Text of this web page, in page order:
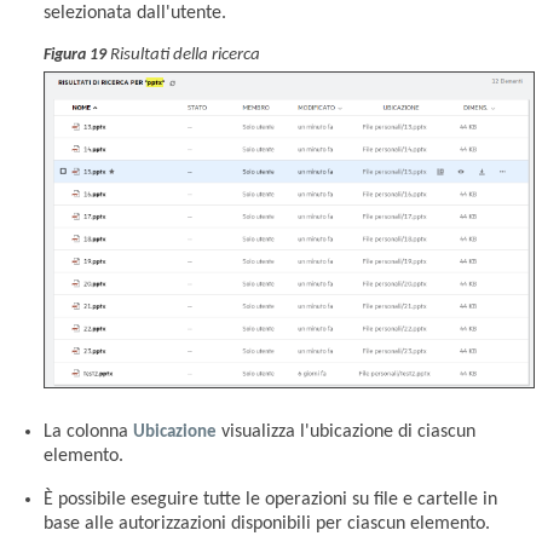
selezionata dall'utente.
Figura 19Risultati della ricerca
La colonna Ubicazione visualizza l'ubicazione di ciascun
elemento.
È possibile eseguire tutte le operazioni su file e cartelle in
base alle autorizzazioni disponibili per ciascun elemento.